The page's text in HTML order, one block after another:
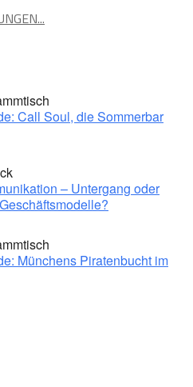
Call Soul, die Sommerbar
– Untergang oder
Münchens Piratenbucht im